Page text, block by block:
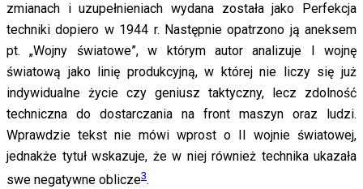
zmianach i uzupełnieniach wydana została jako Perfekcja
techniki dopiero w 1944 r. Następnie opatrzono ją aneksem
pt. „Wojny światowe”, w którym autor analizuje I wojnę
światową jako linię produkcyjną, w której nie liczy się już
indywidualne życie czy geniusz taktyczny, lecz zdolność
techniczna do dostarczania na front maszyn oraz ludzi.
Wprawdzie tekst nie mówi wprost o II wojnie światowej,
jednakże tytuł wskazuje, że w niej również technika ukazała
swe negatywne oblicze3.